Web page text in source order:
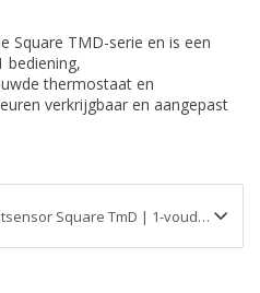
Square TMD-serie en is een
bediening,
thermostaat en
verkrijgbaar en aangepast